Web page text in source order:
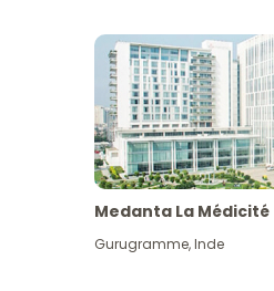
Medanta La Médicité
Gurugramme,Inde